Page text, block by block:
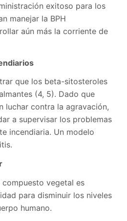
exitoso para los
manejar la BPH
aún más la corriente de
que los beta-sitosteroles
(4, 5). Dado que
luchar contra la agravación,
a supervisar los problemas
incendiaria. Un modelo
vegetal es
para disminuir los niveles
humano.